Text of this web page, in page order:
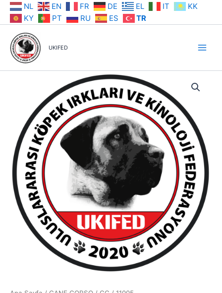
İçeriğe NL EN FR DE EL IT
KK
KY
PT RU ES TR
UKIFED